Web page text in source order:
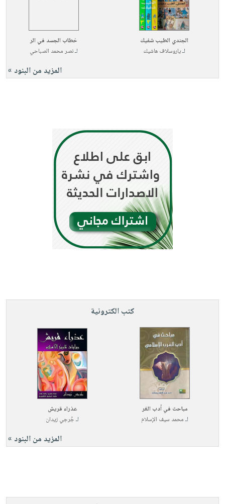
الجندي الطيب شفيك
لـياروسلاف هاشيك
خطاب الجسد في الر
لـنصر محمد الصباحي
المزيد من البنود »
كتب الكترونية
مباحث في أدب الغر
لـمحمد سيف الإسلام
عذراء قريش
لـجُرجي زيدان
المزيد من البنود »